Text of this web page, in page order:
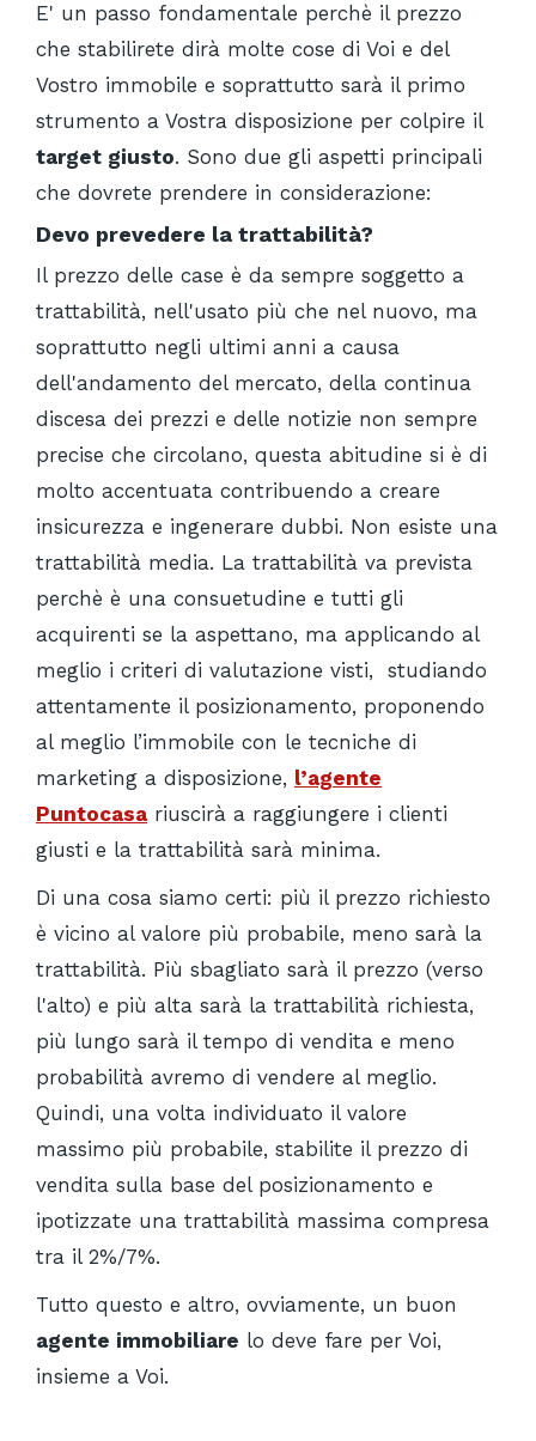
E' un passo fondamentale perchè il prezzo
che stabilirete dirà molte cose di Voi e del
Vostro immobile e soprattutto sarà il primo
strumento a Vostra disposizione per colpire il
target giusto. Sono due gli aspetti principali
che dovrete prendere in considerazione:
Devo prevedere la trattabilità?
Il prezzo delle case è da sempre soggetto a
trattabilità, nell'usato più che nel nuovo, ma
soprattutto negli ultimi anni a causa
dell'andamento del mercato, della continua
discesa dei prezzi e delle notizie non sempre
precise che circolano, questa abitudine si è di
molto accentuata contribuendo a creare
insicurezza e ingenerare dubbi. Non esiste una
trattabilità media. La trattabilità va prevista
perchè è una consuetudine e tutti gli
acquirenti se la aspettano, ma applicando al
meglio i criteri di valutazione visti,
studiando
attentamente il posizionamento, proponendo
al meglio l’immobile con le tecniche di
marketing a disposizione, l’agente
Puntocasa riuscirà a raggiungere i clienti
giusti e la trattabilità sarà minima.
Di una cosa siamo certi: più il prezzo richiesto
è vicino al valore più probabile, meno sarà la
trattabilità. Più sbagliato sarà il prezzo (verso
l'alto) e più alta sarà la trattabilità richiesta,
più lungo sarà il tempo di vendita e meno
probabilità avremo di vendere al meglio.
Quindi, una volta individuato il valore
massimo più probabile, stabilite il prezzo di
vendita sulla base del posizionamento e
ipotizzate una trattabilità massima compresa
tra il 2%/7%.
Tutto questo e altro, ovviamente, un buon
agente immobiliare lo deve fare per Voi,
insieme a Voi.